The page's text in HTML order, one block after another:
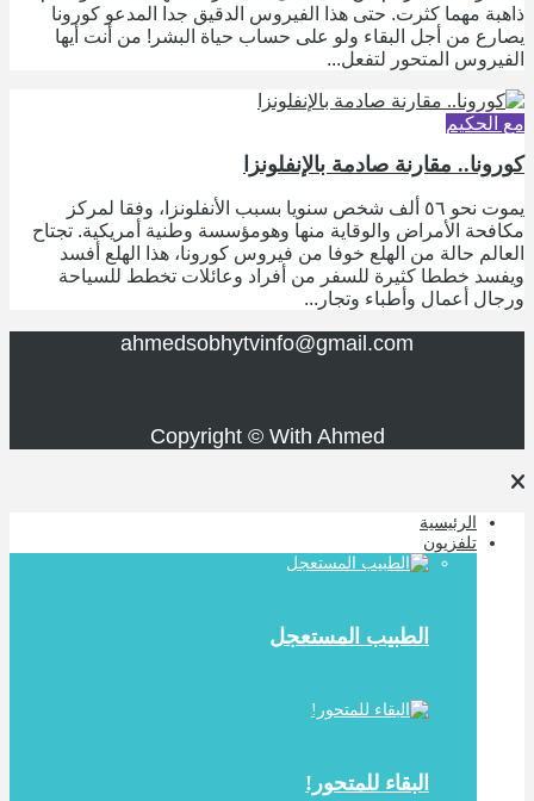
ذاهبة مهما كثرت. حتى هذا الفيروس الدقيق جدا المدعو كورونا
يصارع من أجل البقاء ولو على حساب حياة البشر! من أنت أيها
الفيروس المتحور لتفعل...
مع الحكيم
كورونا.. مقارنة صادمة بالإنفلونزا
يموت نحو ٥٦ ألف شخص سنويا بسبب الأنفلونزا، وفقا لمركز
مكافحة الأمراض والوقاية منها وهومؤسسة وطنية أمريكية. تجتاح
العالم حالة من الهلع خوفا من فيروس كورونا، هذا الهلع أفسد
ويفسد خططا كثيرة للسفر من أفراد وعائلات تخطط للسياحة
ورجال أعمال وأطباء وتجار...
ahmedsobhytvinfo@gmail.com
Copyright © With Ahmed
الرئيسية
تلفزيون
الطبيب المستعجل
البقاء للمتحور!